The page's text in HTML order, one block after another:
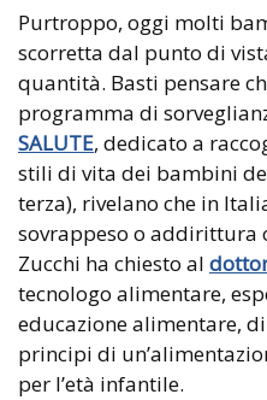
Purtroppo, oggi molti
scorretta dal punto di
quantità. Basti pensare
programma di
SALUTE, dedicato a
stili di vita dei bambini
terza), rivelano che in
sovrappeso o addirittura
Zucchi ha chiesto al
tecnologo alimentare,
educazione alimentare,
principi di
per l’età infantile.